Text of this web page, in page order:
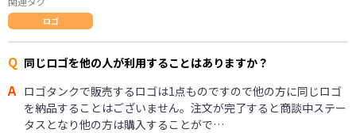
ロゴ
Q 同じロゴを他の人が利用することはありますか？
A ロゴタンクで販売するロゴは1点ものですので他の方に同じロゴ
を納品することはございません。注文が完了すると商談中ステー
タスとなり他の方は購入することがで…